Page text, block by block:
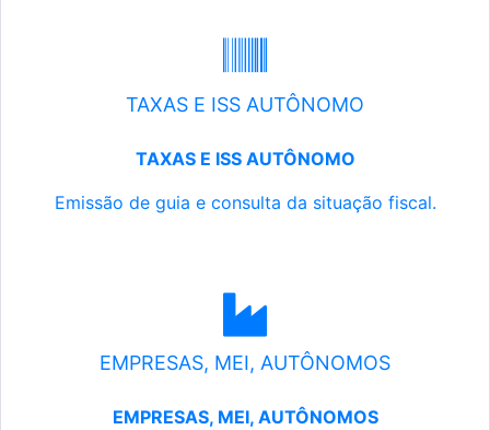
TAXAS E ISS AUTÔNOMO
TAXAS E ISS AUTÔNOMO
Emissão de guia e consulta da situação fiscal.
EMPRESAS, MEI, AUTÔNOMOS
EMPRESAS, MEI, AUTÔNOMOS